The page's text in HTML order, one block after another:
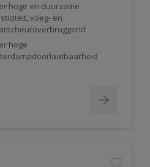
hoge en duurzame
voeg- en
hoge